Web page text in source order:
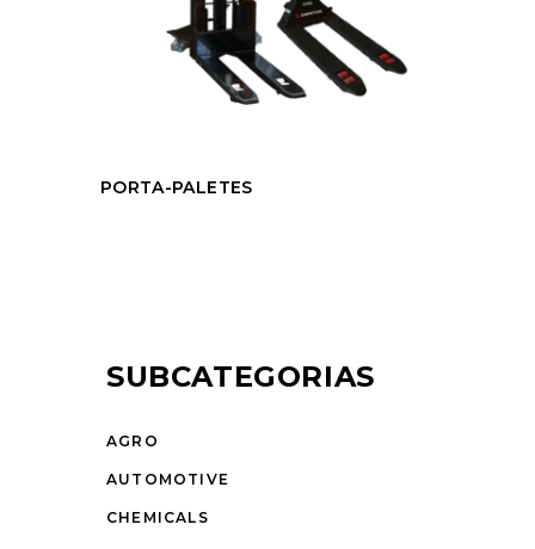
PORTA-PALETES
SUBCATEGORIAS
AGRO
AUTOMOTIVE
CHEMICALS